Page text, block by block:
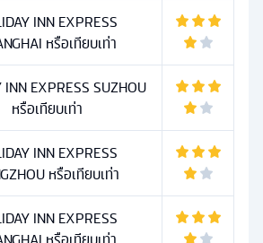
INN EXPRESS
หรือเทียบเท่า
INN EXPRESS SUZHOU
หรือเทียบเท่า
INN EXPRESS
หรือเทียบเท่า
INN EXPRESS